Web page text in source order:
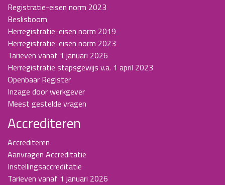
Registratie-eisen norm 2023
Beslisboom
Herregistratie-eisen norm 2019
Herregistratie-eisen norm 2023
Tarieven vanaf 1 januari 2026
Herregistratie stapsgewijs v.a. 1 april 2023
Openbaar Register
Inzage door werkgever
Meest gestelde vragen
Accrediteren
Accrediteren
Aanvragen Accreditatie
Instellingsaccreditatie
Tarieven vanaf 1 januari 2026